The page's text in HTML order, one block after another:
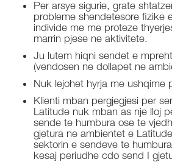
Per arsye sigurie, grate
probleme shendetesore fizike
individe me me proteze
marrin pjese ne aktivitete.
Ju lutem hiqni sendet e
(vendosen ne dollapet ne
Nuk lejohet hyrja me ushqime
Klienti mban pergjegjesi per
Latitude nuk mban as nje lloj
sende te humbura ose te
gjetura ne ambientet e
sektorin e sendeve te
kesaj periudhe cdo send I